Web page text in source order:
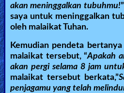
Other
Other
Languages
akan meninggalkan tubuhmu!
saya untuk meninggalkan
oleh malaikat Tuhan.
Kemudian pendeta bertanya
malaikat tersebut, “Apakah
akan pergi selama 8 jam
malaikat tersebut berkata,”
penjagamu yang telah